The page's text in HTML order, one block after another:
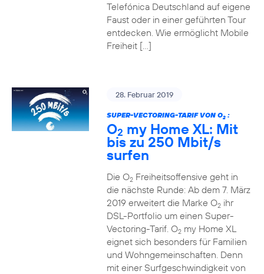
Telefónica Deutschland auf eigene
Faust oder in einer geführten Tour
entdecken. Wie ermöglicht Mobile
Freiheit […]
28. Februar 2019
SUPER-VECTORING-TARIF VON O2:
O2 my Home XL: Mit
bis zu 250 Mbit/s
surfen
Die O2Freiheitsoffensive geht in
die nächste Runde: Ab dem 7. März
2019 erweitert die Marke O2ihr
DSL-Portfolio um einen Super-
Vectoring-Tarif. O2my Home XL
eignet sich besonders für Familien
und Wohngemeinschaften. Denn
mit einer Surfgeschwindigkeit von